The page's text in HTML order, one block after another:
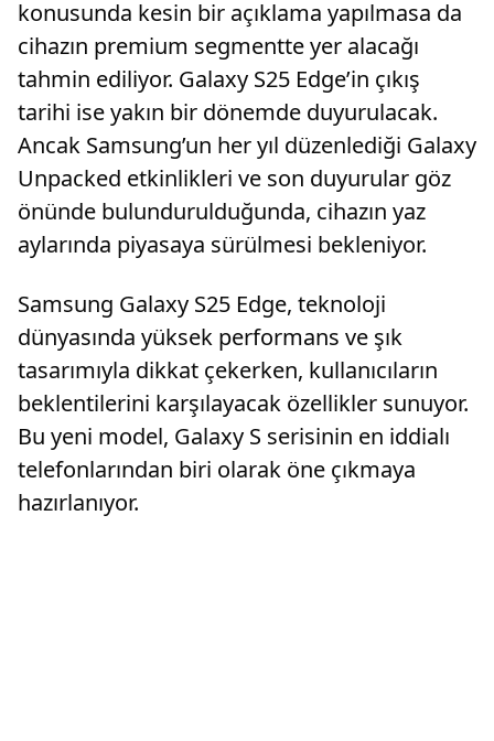
konusunda kesin bir açıklama yapılmasa da
cihazın premium segmentte yer alacağı
tahmin ediliyor. Galaxy S25 Edge’in çıkış
tarihi ise yakın bir dönemde duyurulacak.
Ancak Samsung’un her yıl düzenlediği Galaxy
Unpacked etkinlikleri ve son duyurular göz
önünde bulundurulduğunda, cihazın yaz
aylarında piyasaya sürülmesi bekleniyor.
Samsung Galaxy S25 Edge, teknoloji
dünyasında yüksek performans ve şık
tasarımıyla dikkat çekerken, kullanıcıların
beklentilerini karşılayacak özellikler sunuyor.
Bu yeni model, Galaxy S serisinin en iddialı
telefonlarından biri olarak öne çıkmaya
hazırlanıyor.